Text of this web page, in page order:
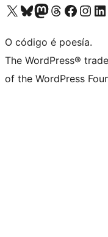
Visita la cuenta de X (anteriormente Twitter)
Visita a nosa conta de Bluesky
Visita a nosa conta de Mastodon
Visita a nosa conta de Threads
Visita a nosa páxina
Visita aVisita
O código é poesía.
The WordPress®
of the WordPress